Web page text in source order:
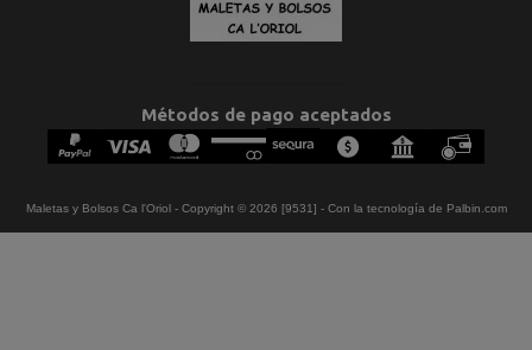
Métodos de pago aceptados
Maletas y Bolsos Ca l'Oriol- Copyright © 2026 [9531] - Con la tecnología de Palbin.com